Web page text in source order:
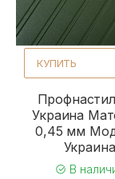
КУПИТЬ
Украина
0,45 мм
Украина
В